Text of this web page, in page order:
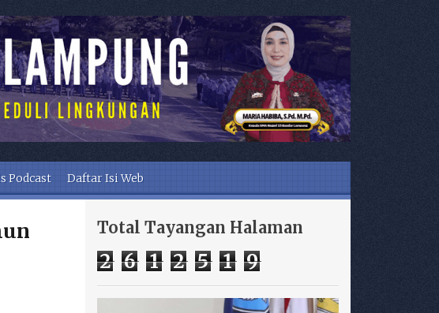
Podcast Daftar Isi Web
Total Tayangan Halaman
2 6 1 2 5 1 9